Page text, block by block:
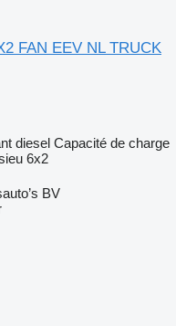
FAN EEV NL TRUCK
diesel Capacité de charge
6x2
BV